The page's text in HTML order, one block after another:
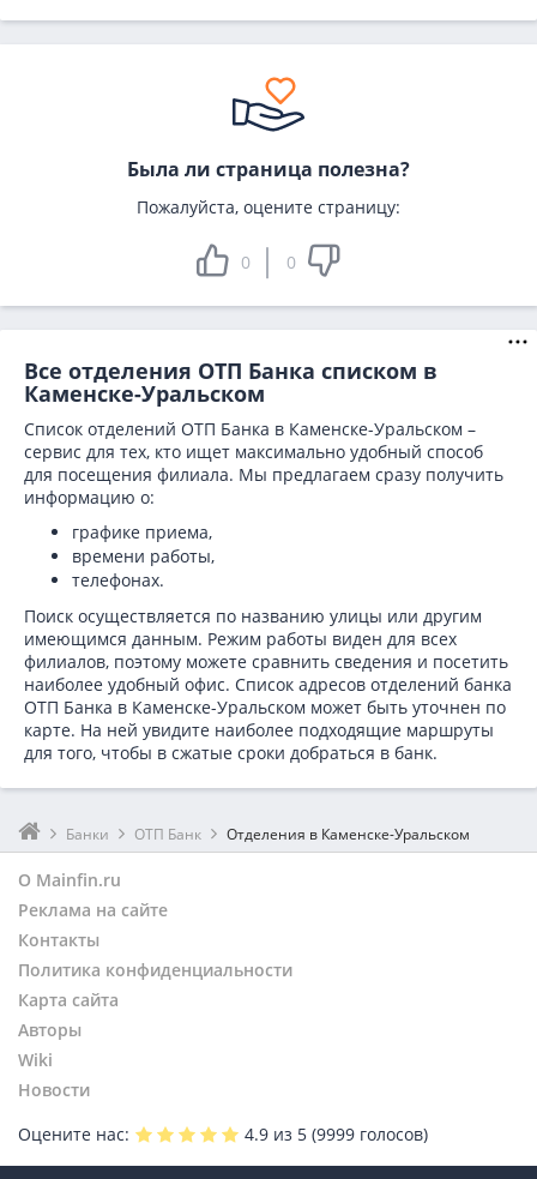
Была ли страница полезна?
Пожалуйста, оцените страницу:
0 0
Все отделения ОТП Банка списком в
Каменске-Уральском
Список отделений ОТП Банка в Каменске-Уральском –
сервис для тех, кто ищет максимально удобный способ
для посещения филиала. Мы предлагаем сразу получить
информацию о:
графике приема,
времени работы,
телефонах.
Поиск осуществляется по названию улицы или другим
имеющимся данным. Режим работы виден для всех
филиалов, поэтому можете сравнить сведения и посетить
наиболее удобный офис. Список адресов отделений банка
ОТП Банка в Каменске-Уральском может быть уточнен по
карте. На ней увидите наиболее подходящие маршруты
для того, чтобы в сжатые сроки добраться в банк.
Банки ОТП Банк Отделения в Каменске-Уральском
О Mainfin.ru
Реклама на сайте
Контакты
Политика конфиденциальности
Карта сайта
Авторы
Wiki
Новости
Оцените нас:
4.9 из 5 (9999 голосов)